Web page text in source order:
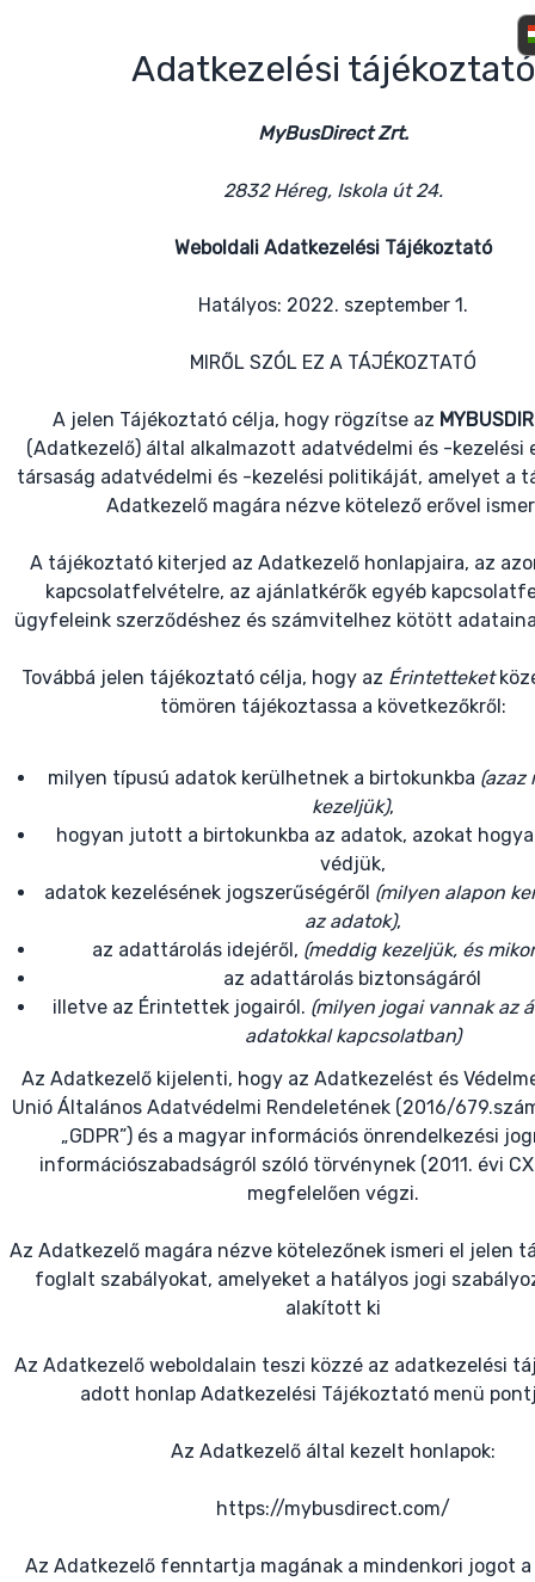
Adatkezelési tájékoztató
MyBusDirect Zrt.
2832 Héreg, Iskola út 24.
Weboldali Adatkezelési Tájékoztató
Hatályos: 2022. szeptember 1.
MIRŐL SZÓL EZ A TÁJÉKOZTATÓ
A jelen Tájékoztató célja, hogy rögzítse az
(Adatkezelő) által alkalmazott adatvédelmi és -kezelési
társaság adatvédelmi és -kezelési politikáját, amelyet a
Adatkezelő magára nézve kötelező erővel
A tájékoztató kiterjed az Adatkezelő honlapjaira, az
kapcsolatfelvételre, az ajánlatkérők egyéb
ügyfeleink szerződéshez és számvitelhez kötött
Továbbá jelen tájékoztató célja, hogy az Érintetteket
tömören tájékoztassa a következőkről:
milyen típusú adatok kerülhetnek a birtokunkba (azaz
kezeljük),
hogyan jutott a birtokunkba az adatok, azokat
védjük,
adatok kezelésének jogszerűségéről (milyen alapon
az adatok),
az adattárolás idejéről, (meddig kezeljük, és
az adattárolás biztonságáról
illetve az Érintettek jogairól. (milyen jogai vannak az
adatokkal kapcsolatban)
Az Adatkezelő kijelenti, hogy az Adatkezelést és
Unió Általános Adatvédelmi Rendeletének (2016/
„GDPR”) és a magyar információs önrendelkezési
információszabadságról szóló törvénynek (2011. évi
megfelelően végzi.
Az Adatkezelő magára nézve kötelezőnek ismeri el jelen
foglalt szabályokat, amelyeket a hatályos jogi
alakított ki
Az Adatkezelő weboldalain teszi közzé az adatkezelési
adott honlap Adatkezelési Tájékoztató menü
Az Adatkezelő által kezelt honlapok:
https://mybusdirect.com/
Az Adatkezelő fenntartja magának a mindenkori jogot